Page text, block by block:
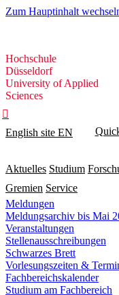
Zum Hauptinhalt
Hochschule
Düsseldorf
Hochschule
Düsseldorf
University of Applied
Sciences

English site EN
Aktuelles Studium
Gremien Service
Meldungen
Meldungsarchiv bis Mai
Veranstaltungen
Stellenausschreibungen
Schwarzes Brett
Vorlesungszeiten &
Fachbereichskalender
Studium am Fachbereich